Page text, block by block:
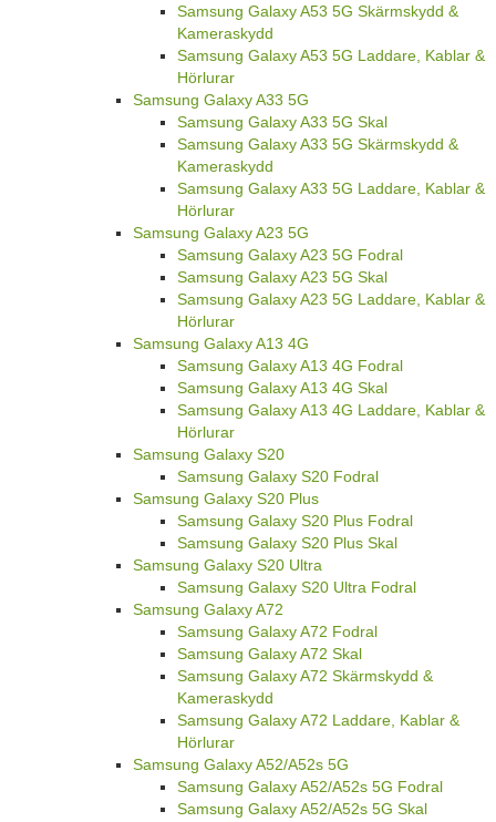
Samsung Galaxy A53 5G Skärmskydd &
Kameraskydd
Samsung Galaxy A53 5G Laddare, Kablar &
Hörlurar
Samsung Galaxy A33 5G
Samsung Galaxy A33 5G Skal
Samsung Galaxy A33 5G Skärmskydd &
Kameraskydd
Samsung Galaxy A33 5G Laddare, Kablar &
Hörlurar
Samsung Galaxy A23 5G
Samsung Galaxy A23 5G Fodral
Samsung Galaxy A23 5G Skal
Samsung Galaxy A23 5G Laddare, Kablar &
Hörlurar
Samsung Galaxy A13 4G
Samsung Galaxy A13 4G Fodral
Samsung Galaxy A13 4G Skal
Samsung Galaxy A13 4G Laddare, Kablar &
Hörlurar
Samsung Galaxy S20
Samsung Galaxy S20 Fodral
Samsung Galaxy S20 Plus
Samsung Galaxy S20 Plus Fodral
Samsung Galaxy S20 Plus Skal
Samsung Galaxy S20 Ultra
Samsung Galaxy S20 Ultra Fodral
Samsung Galaxy A72
Samsung Galaxy A72 Fodral
Samsung Galaxy A72 Skal
Samsung Galaxy A72 Skärmskydd &
Kameraskydd
Samsung Galaxy A72 Laddare, Kablar &
Hörlurar
Samsung Galaxy A52/A52s 5G
Samsung Galaxy A52/A52s 5G Fodral
Samsung Galaxy A52/A52s 5G Skal